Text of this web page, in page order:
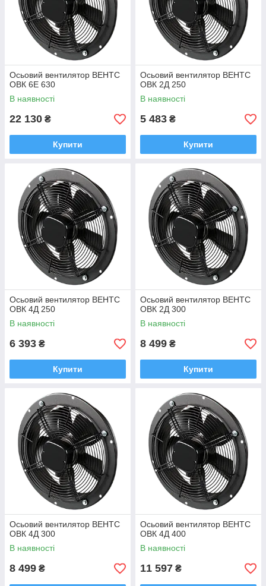
Осьовий вентилятор ВЕНТС
ОВК 6Е 630
В наявності
22 130 ₴
Купити
Осьовий вентилятор ВЕНТС
ОВК 2Д 250
В наявності
5 483 ₴
Купити
Осьовий вентилятор ВЕНТС
ОВК 4Д 250
В наявності
6 393 ₴
Купити
Осьовий вентилятор ВЕНТС
ОВК 2Д 300
В наявності
8 499 ₴
Купити
Осьовий вентилятор ВЕНТС
ОВК 4Д 300
В наявності
8 499 ₴
Осьовий вентилятор ВЕНТС
ОВК 4Д 400
В наявності
11 597 ₴